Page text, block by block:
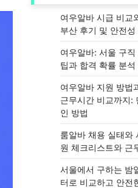
여우알바 시급 비교
부산 후기 및 안전성
여우알바: 서울 구
팁과 합격 확률 분석
여우알바 지원 방법
근무시간 비교까지:
인 방법
룸알바 채용 실태와
원 체크리스트와 근
서울에서 구하는 밤
터로 비교하고 안전